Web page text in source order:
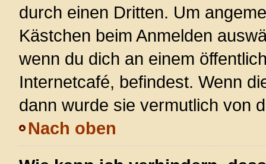
durch einen Dritten. Um
Kästchen beim Anmelden
wenn du dich an einem
Internetcafé, befindest. Wenn
dann wurde sie vermutlich von
Nach oben